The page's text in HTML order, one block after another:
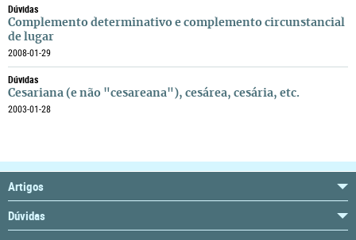
Dúvidas
Complemento determinativo e complemento circunstancial
de lugar
2008-01-29
Dúvidas
Cesariana (e não "cesareana"), cesárea, cesária, etc.
2003-01-28
Artigos
Dúvidas